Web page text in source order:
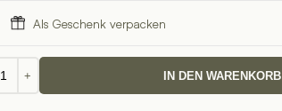
Als Geschenk verpacken
+ IN DEN WARENKORB